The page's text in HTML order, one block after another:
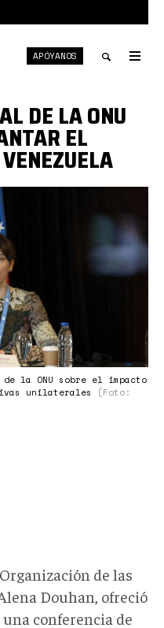
search
APÓYANOS
la ONU sobre el impacto
unilaterales
(Foto:
DE LA ONU
EL
de las
Douhan, ofreció
conferencia de